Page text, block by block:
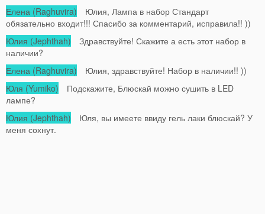
Елена (Raghuvira) Юлия, Лампа в набор Стандарт
обязательно входит!!! Спасибо за комментарий, исправила!! ))
Юлия (Jephthah) Здравствуйте! Скажите а есть этот набор в
наличии?
Елена (Raghuvira) Юлия, здравствуйте! Набор в наличии!! ))
Юля (Yumiko) Подскажите, Блюскай можно сушить в LED
лампе?
Юлия (Jephthah) Юля, вы имеете ввиду гель лаки блюскай? У
меня сохнут.